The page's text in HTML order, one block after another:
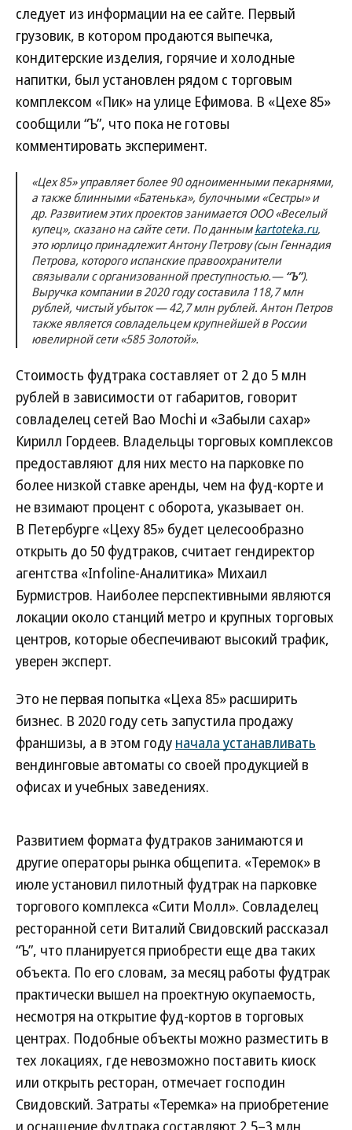
следует из информации на ее сайте. Первый
грузовик, в котором продаются выпечка,
кондитерские изделия, горячие и холодные
напитки, был установлен рядом с торговым
комплексом «Пик» на улице Ефимова. В «Цехе 85»
сообщили “Ъ”, что пока не готовы
комментировать эксперимент.
«Цех 85» управляет более 90 одноименными пекарнями,
а также блинными «Батенька», булочными «Сестры» и
др. Развитием этих проектов занимается ООО «Веселый
купец», сказано на сайте сети. По даннымkartoteka.ru,
это юрлицо принадлежит Антону Петрову (сын Геннадия
Петрова, которого испанские правоохранители
связывали с организованной преступностью.— “Ъ”).
Выручка компании в 2020 году составила 118,7 млн
рублей, чистый убыток — 42,7 млн рублей. Антон Петров
также является совладельцем крупнейшей в России
ювелирной сети «585 Золотой».
Стоимость фудтрака составляет от 2 до 5 млн
рублей в зависимости от габаритов, говорит
совладелец сетей Bao Mochi и «Забыли сахар»
Кирилл Гордеев. Владельцы торговых комплексов
предоставляют для них место на парковке по
более низкой ставке аренды, чем на фуд-корте и
не взимают процент с оборота, указывает он.
В Петербурге «Цеху 85» будет целесообразно
открыть до 50 фудтраков, считает гендиректор
агентства «Infoline-Аналитика» Михаил
Бурмистров. Наиболее перспективными являются
локации около станций метро и крупных торговых
центров, которые обеспечивают высокий трафик,
уверен эксперт.
Это не первая попытка «Цеха 85» расширить
бизнес. В 2020 году сеть запустила продажу
франшизы, а в этом году начала устанавливать
вендинговые автоматы со своей продукцией в
офисах и учебных заведениях.
Развитием формата фудтраков занимаются и
другие операторы рынка общепита. «Теремок» в
июле установил пилотный фудтрак на парковке
торгового комплекса «Сити Молл». Совладелец
ресторанной сети Виталий Свидовский рассказал
“Ъ”, что планируется приобрести еще два таких
объекта. По его словам, за месяц работы фудтрак
практически вышел на проектную окупаемость,
несмотря на открытие фуд-кортов в торговых
центрах. Подобные объекты можно разместить в
тех локациях, где невозможно поставить киоск
или открыть ресторан, отмечает господин
Свидовский. Затраты «Теремка» на приобретение
и оснащение фудтрака составляют 2,5–3 млн